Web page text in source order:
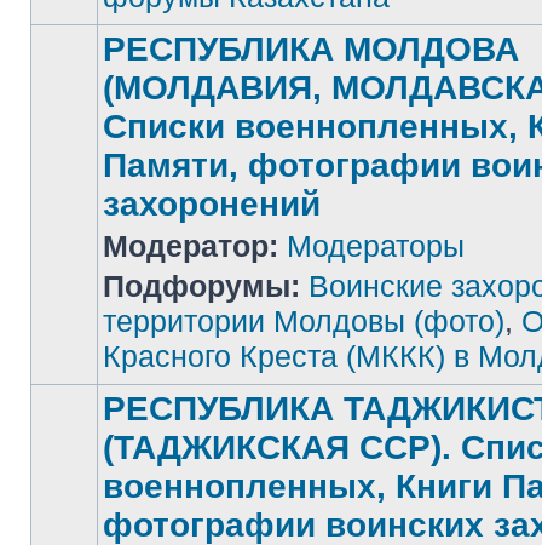
непрочитанных
сообщений
РЕСПУБЛИКА МОЛДОВА
(МОЛДАВИЯ,
Списки военнопленных,
Памяти, фотографии
захоронений
Модератор: Модераторы
Подфорумы: Воинские
территории Молдовы (фото),
Красного Креста (МККК) в
РЕСПУБЛИКА
(ТАДЖИКСКАЯ ССР).
военнопленных, Книги
фотографии воинских